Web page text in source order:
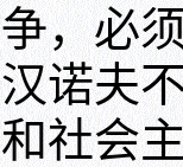
，必
诺夫
社会